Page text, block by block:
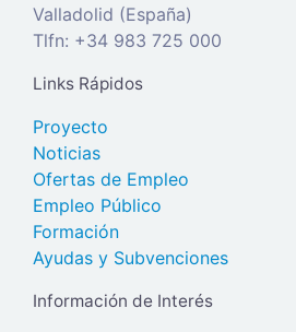
Valladolid (España)
Tlfn: +34 983 725 000
Links Rápidos
Proyecto
Noticias
Ofertas de Empleo
Empleo Público
Formación
Ayudas y Subvenciones
Información de Interés